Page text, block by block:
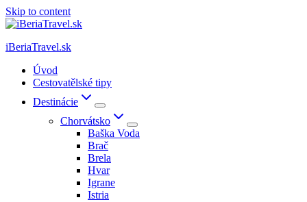
Skip to content
iBeriaTravel.sk
Úvod
Cestovatělské tipy
Destinácie
Chorvátsko
Baška Voda
Brač
Brela
Hvar
Igrane
Istria